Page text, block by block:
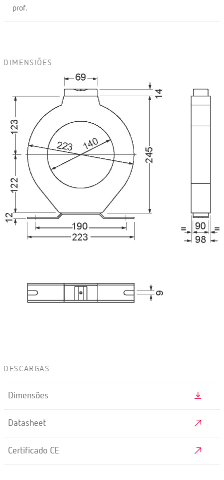
prof.
DIMENSIÕES
DESCARGAS
Dimensões
Datasheet
Certificado CE